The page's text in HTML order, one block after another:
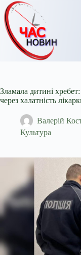
Перейти
до
вмісту
Зламала дитині
через халатність
Валерій
Культура